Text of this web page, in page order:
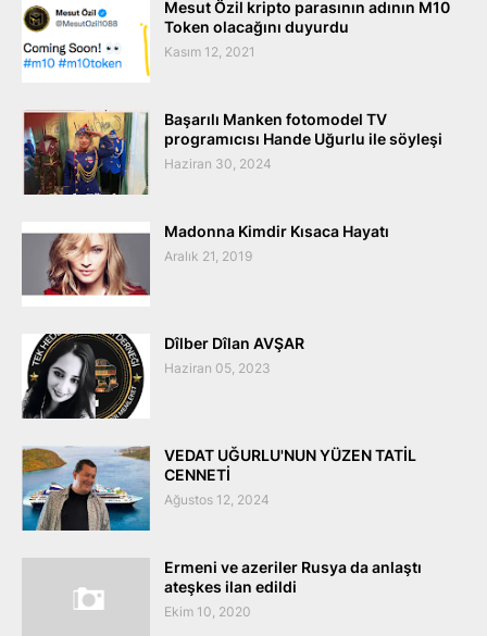
Mesut Özil kripto parasının adının M10
Token olacağını duyurdu
Kasım 12, 2021
Başarılı Manken fotomodel TV
programıcısı Hande Uğurlu ile söyleşi
Haziran 30, 2024
Madonna Kimdir Kısaca Hayatı
Aralık 21, 2019
Dîlber Dîlan AVŞAR
Haziran 05, 2023
VEDAT UĞURLU'NUN YÜZEN TATİL
CENNETİ
Ağustos 12, 2024
Ermeni ve azeriler Rusya da anlaştı
ateşkes ilan edildi
Ekim 10, 2020